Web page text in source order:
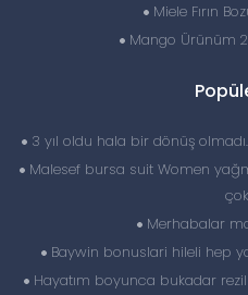
Miele Fırın
Mango Ürünüm
3 yıl oldu hala bir dönüş
Malesef bursa suit Women
Merhabalar
Baywin bonuslari hileli hep
Hayatım boyunca bukadar